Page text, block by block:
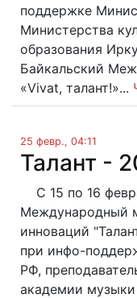
поддержке
Министерства
образования
Байкальский
«Vivat, талант!»...
25 февр., 04:11
Талант -
С 15 по 16
Международный
инноваций
при инфо-
РФ,
академии